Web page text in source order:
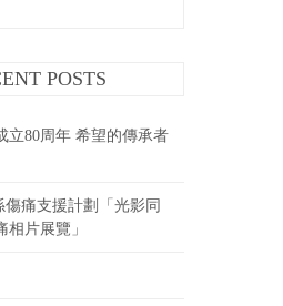
POSTS
立80周年 希望的傳承者
痛支援計劃「光影同
片展覽」